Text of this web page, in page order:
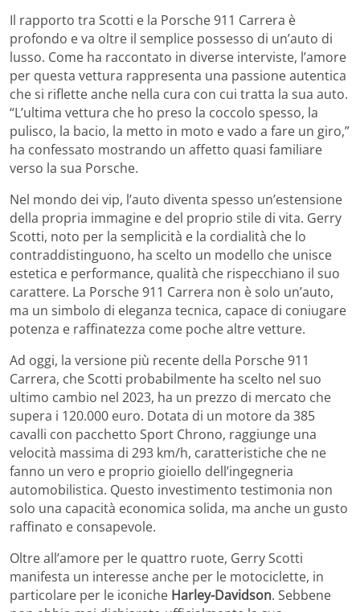
Il rapporto tra Scotti e la Porsche 911 Carrera è
profondo e va oltre il semplice possesso di un’auto di
lusso. Come ha raccontato in diverse interviste, l’amore
per questa vettura rappresenta una passione autentica
che si riflette anche nella cura con cui tratta la sua auto.
“L’ultima vettura che ho preso la coccolo spesso, la
pulisco, la bacio, la metto in moto e vado a fare un giro,”
ha confessato mostrando un affetto quasi familiare
verso la sua Porsche.
Nel mondo dei vip, l’auto diventa spesso un’estensione
della propria immagine e del proprio stile di vita. Gerry
Scotti, noto per la semplicità e la cordialità che lo
contraddistinguono, ha scelto un modello che unisce
estetica e performance, qualità che rispecchiano il suo
carattere. La Porsche 911 Carrera non è solo un’auto,
ma un simbolo di eleganza tecnica, capace di coniugare
potenza e raffinatezza come poche altre vetture.
Ad oggi, la versione più recente della Porsche 911
Carrera, che Scotti probabilmente ha scelto nel suo
ultimo cambio nel 2023, ha un prezzo di mercato che
supera i 120.000 euro. Dotata di un motore da 385
cavalli con pacchetto Sport Chrono, raggiunge una
velocità massima di 293 km/h, caratteristiche che ne
fanno un vero e proprio gioiello dell’ingegneria
automobilistica. Questo investimento testimonia non
solo una capacità economica solida, ma anche un gusto
raffinato e consapevole.
Oltre all’amore per le quattro ruote, Gerry Scotti
manifesta un interesse anche per le motociclette, in
particolare per le iconiche Harley-Davidson. Sebbene